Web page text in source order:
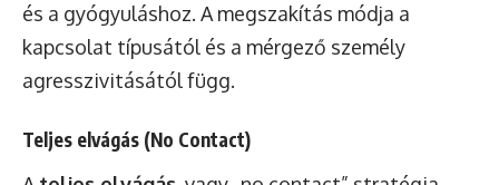
és a gyógyuláshoz. A megszakítás módja a
kapcsolat típusától és a mérgező személy
agresszivitásától függ.
Teljes elvágás (No Contact)